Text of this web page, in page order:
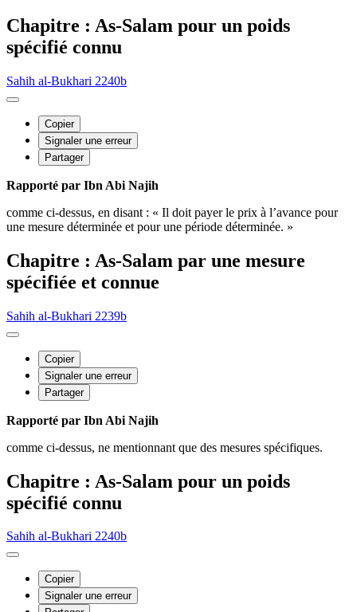
Chapitre : As-Salam pour un poids
spécifié connu
Sahih al-Bukhari 2240b
Copier
Signaler une erreur
Partager
Rapporté par Ibn Abi Najih
comme ci-dessus, en disant : « Il doit payer le prix à l’avance pour
une mesure déterminée et pour une période déterminée. »
Chapitre : As-Salam par une mesure
spécifiée et connue
Sahih al-Bukhari 2239b
Copier
Signaler une erreur
Partager
Rapporté par Ibn Abi Najih
comme ci-dessus, ne mentionnant que des mesures spécifiques.
Chapitre : As-Salam pour un poids
spécifié connu
Sahih al-Bukhari 2240b
Copier
Signaler une erreur